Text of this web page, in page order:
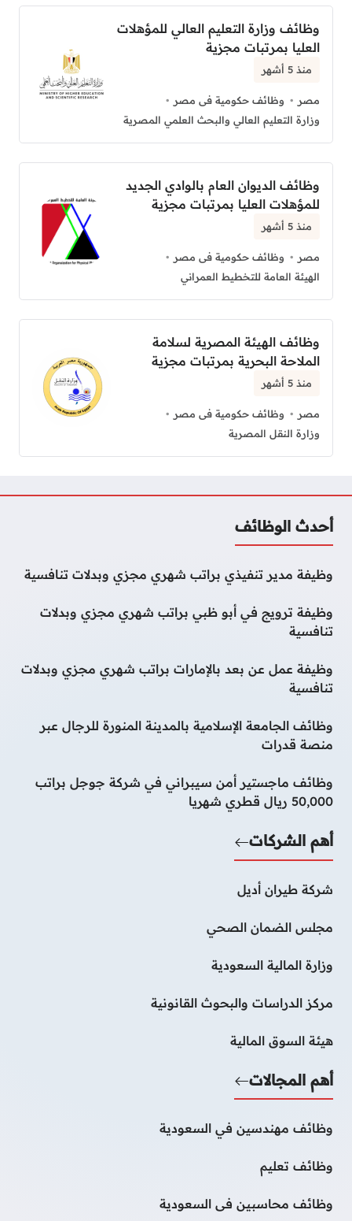
وظائف وزارة التعليم العالي للمؤهلات
العليا بمرتبات مجزية
منذ 5 أشهر
مصر
وظائف حكومية فى مصر
وزارة التعليم العالي والبحث العلمي المصرية
وظائف الديوان العام بالوادي الجديد
للمؤهلات العليا بمرتبات مجزية
منذ 5 أشهر
مصر
وظائف حكومية فى مصر
الهيئة العامة للتخطيط العمراني
وظائف الهيئة المصرية لسلامة
الملاحة البحرية بمرتبات مجزية
منذ 5 أشهر
مصر
وظائف حكومية فى مصر
وزارة النقل المصرية
أحدث الوظائف
وظيفة مدير تنفيذي براتب شهري مجزي وبدلات تنافسية
وظيفة ترويج في أبو ظبي براتب شهري مجزي وبدلات
تنافسية
وظيفة عمل عن بعد بالإمارات براتب شهري مجزي وبدلات
تنافسية
وظائف الجامعة الإسلامية بالمدينة المنورة للرجال عبر
منصة قدرات
وظائف ماجستير أمن سيبراني في شركة جوجل براتب
50,000 ريال قطري شهريا
أهم الشركات
شركة طيران أديل
مجلس الضمان الصحي
وزارة المالية السعودية
مركز الدراسات والبحوث القانونية
هيئة السوق المالية
أهم المجالات
وظائف مهندسين في السعودية
وظائف تعليم
وظائف محاسبين فى السعودية